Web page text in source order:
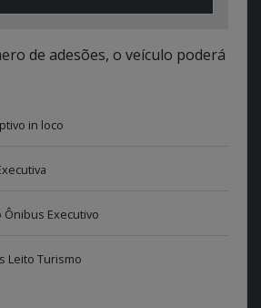
de adesões, o veículo poderá
in loco
Ônibus Executivo
Leito Turismo